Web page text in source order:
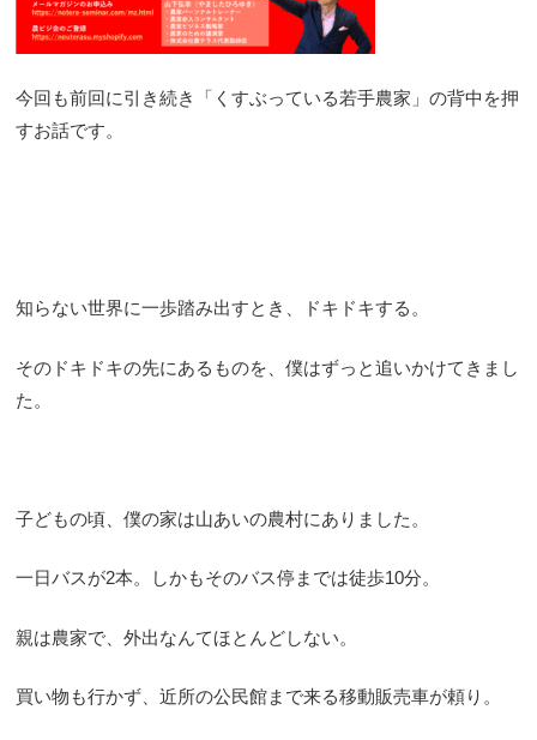
今回も前回に引き続き「くすぶっている若手農家」の背中を押
すお話です。
知らない世界に一歩踏み出すとき、ドキドキする。
そのドキドキの先にあるものを、僕はずっと追いかけてきまし
た。
子どもの頃、僕の家は山あいの農村にありました。
一日バスが2本。しかもそのバス停までは徒歩10分。
親は農家で、外出なんてほとんどしない。
買い物も行かず、近所の公民館まで来る移動販売車が頼り。